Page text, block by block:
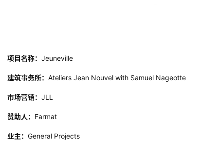
项目名称： Jeuneville
建筑事务所： Ateliers Jean Nouvel with Samuel Nageotte
市场营销： JLL
赞助人： Farmat
业主： General Projects